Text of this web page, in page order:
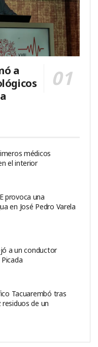
a
médicos
el interior
provoca una
en José Pedro Varela
a un conductor
Tacuarembó tras
de un